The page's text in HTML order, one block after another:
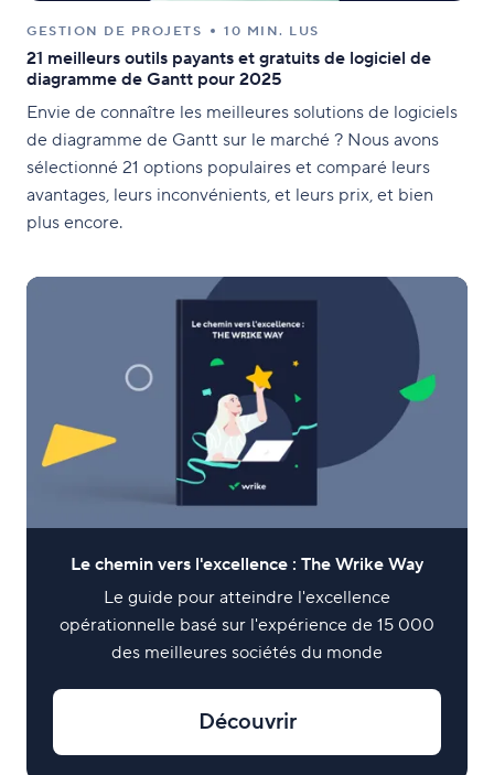
GESTION DE PROJETS 10 MIN. LUS
21 meilleurs outils payants et gratuits de logiciel de
diagramme de Gantt pour 2025
Envie de connaître les meilleures solutions de logiciels
de diagramme de Gantt sur le marché ? Nous avons
sélectionné 21 options populaires et comparé leurs
avantages, leurs inconvénients, et leurs prix, et bien
plus encore.
Le chemin vers l'excellence : The Wrike Way
Le guide pour atteindre l'excellence
opérationnelle basé sur l'expérience de 15 000
des meilleures sociétés du monde
Découvrir